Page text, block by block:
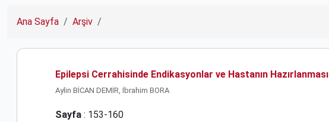
Ana Sayfa Arşiv
Epilepsi Cerrahisinde Endikasyonlar ve Hastanın Hazırlanması
Aylin BİCAN DEMİR, İbrahim BORA
Sayfa : 153-160